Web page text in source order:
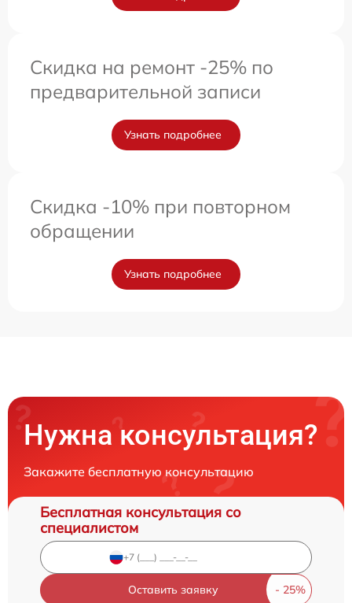
Скидка на ремонт -25% по
предварительной записи
Узнать подробнее
Скидка -10% при повторном
обращении
Узнать подробнее
Нужна консультация?
Закажите бесплатную консультацию
Бесплатная консультация со
специалистом
Оставить заявку